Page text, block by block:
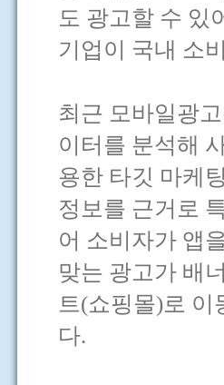
도 광고할 수 있
기업이 국내 소
최근 모바일광
이터를 분석해
용한 타깃 마케
정보를 근거로
어 소비자가 앱
맞는 광고가 배
트(쇼핑몰)로 이
다.